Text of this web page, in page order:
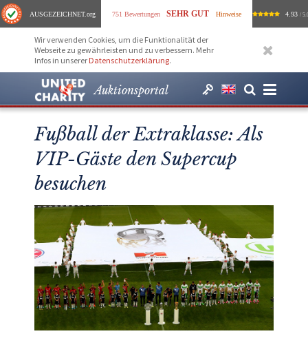
AUSGEZEICHNET.org 751 Bewertungen SEHR GUT Hinweise 4.93 /
Wir verwenden Cookies, um die Funktionalität der
Webseite zu gewährleisten und zu verbessern. Mehr
Infos in unserer Datenschutzerklärung.
Auktionsportal
Fußball der Extraklasse: Als
VIP-Gäste den Supercup
besuchen